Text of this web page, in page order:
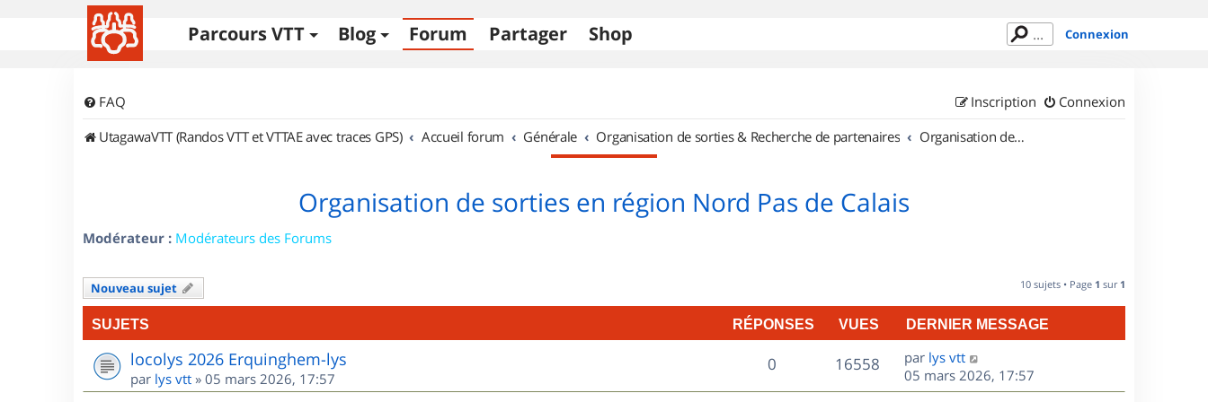
Parcours VTT Blog Forum Partager Shop Connexion
FAQ Connexion
Inscription
UtagawaVTT (Randos VTT et VTTAE avec traces GPS)
Accueil forum Générale Organisation de sorties & Recherche de partenaires Organisation de sorties en région Nord Pas de Calais
Organisation de sorties en région Nord Pas de Calais
Modérateur : Modérateurs des Forums
Nouveau sujet 10 sujets • Page 1 sur 1
SUJETS RÉPONSES VUES DERNIER MESSAGE
locolys 2026 Erquinghem-lys
par lys vtt » 05 mars 2026, 17:57
0R
é
16558V
u
D
e
r
par lys vtt
05 mars 2026, 17:57